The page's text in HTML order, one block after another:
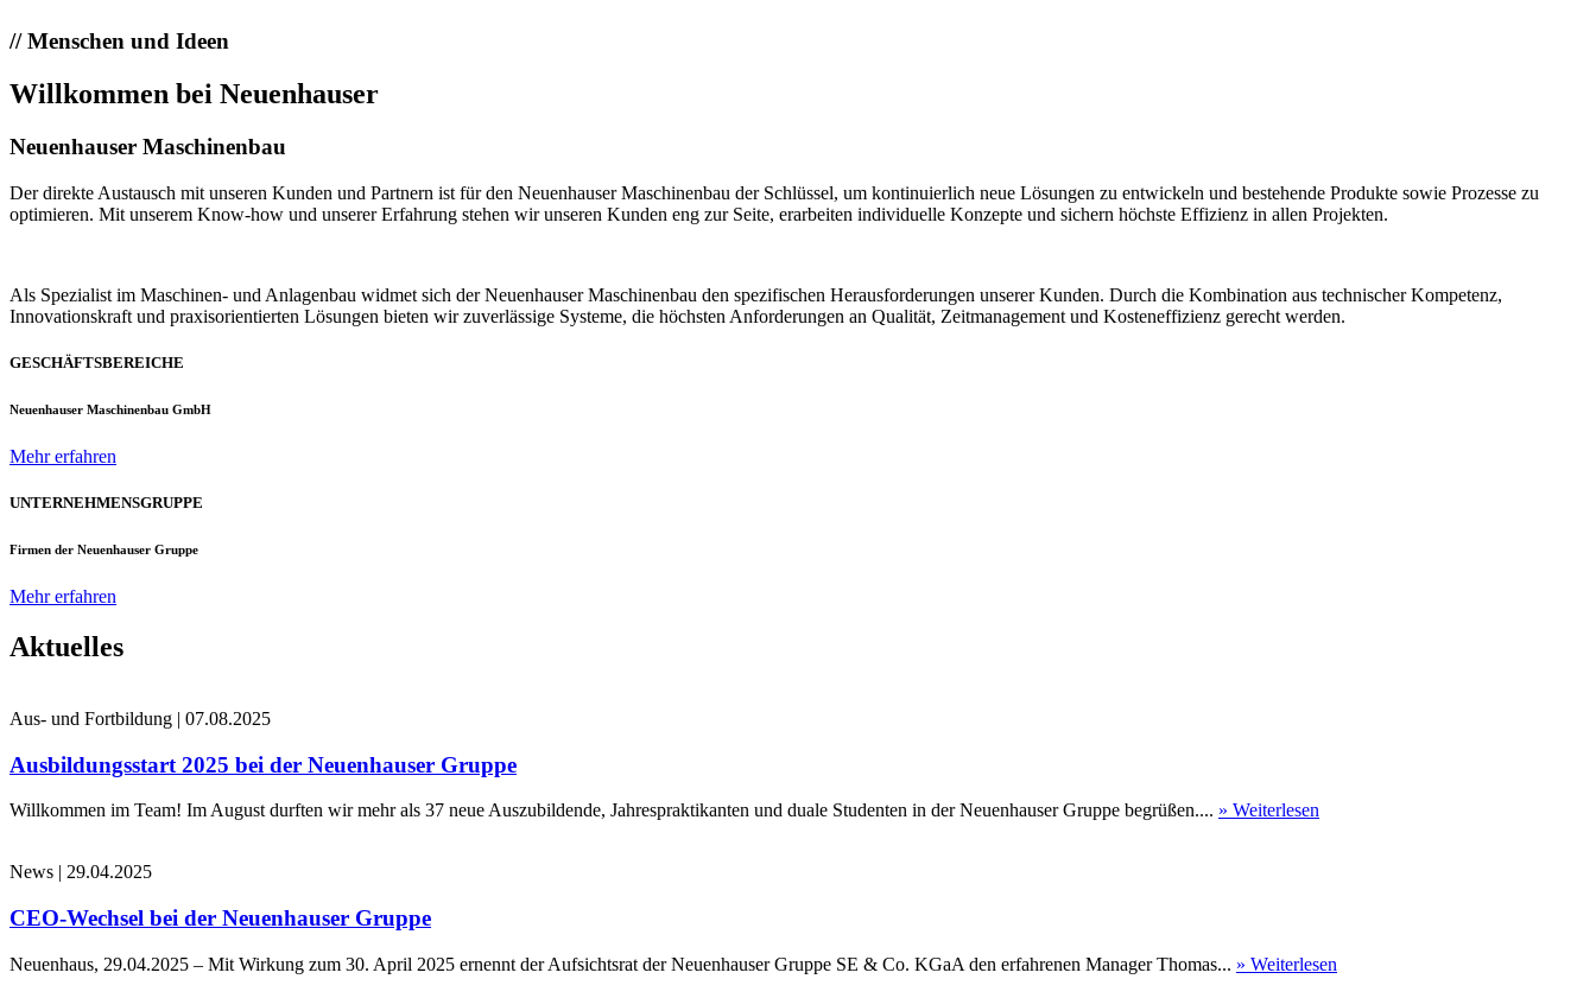
//Menschen und Ideen
Willkommen bei Neuenhauser
Neuenhauser Maschinenbau
Der direkte Austausch mit unseren Kunden und Partnern ist für den Neuenhauser Maschinenbau der Schlüssel, um kontinuierlich neue Lösungen zu entwickeln und bestehende Produkte sowie Prozesse zu
optimieren. Mit unserem Know-how und unserer Erfahrung stehen wir unseren Kunden eng zur Seite, erarbeiten individuelle Konzepte und sichern höchste Effizienz in allen Projekten.
Als Spezialist im Maschinen- und Anlagenbau widmet sich der Neuenhauser Maschinenbau den spezifischen Herausforderungen unserer Kunden. Durch die Kombination aus technischer Kompetenz,
Innovationskraft und praxisorientierten Lösungen bieten wir zuverlässige Systeme, die höchsten Anforderungen an Qualität, Zeitmanagement und Kosteneffizienz gerecht werden.
GESCHÄFTSBEREICHE
Neuenhauser Maschinenbau GmbH
Mehr erfahren
UNTERNEHMENSGRUPPE
Firmen der Neuenhauser Gruppe
Mehr erfahren
Aktuelles
Aus- und Fortbildung | 07.08.2025
Ausbildungsstart 2025 bei der Neuenhauser Gruppe
Willkommen im Team! Im August durften wir mehr als 37 neue Auszubildende, Jahrespraktikanten und duale Studenten in der Neuenhauser Gruppe begrüßen.... » Weiterlesen
News | 29.04.2025
CEO-Wechsel bei der Neuenhauser Gruppe
Neuenhaus, 29.04.2025 – Mit Wirkung zum 30. April 2025 ernennt der Aufsichtsrat der Neuenhauser Gruppe SE & Co. KGaA den erfahrenen Manager Thomas... » Weiterlesen